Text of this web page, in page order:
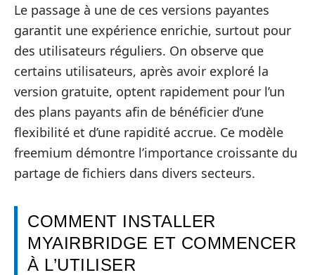
Le passage à une de ces versions payantes
garantit une expérience enrichie, surtout pour
des utilisateurs réguliers. On observe que
certains utilisateurs, après avoir exploré la
version gratuite, optent rapidement pour l’un
des plans payants afin de bénéficier d’une
flexibilité et d’une rapidité accrue. Ce modèle
freemium démontre l’importance croissante du
partage de fichiers dans divers secteurs.
COMMENT INSTALLER
MYAIRBRIDGE ET COMMENCER
À L’UTILISER